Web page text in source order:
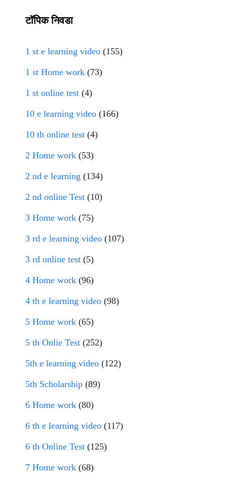
टॉपिक निवडा
1 st e learning video (155)
1 st Home work (73)
1 st online test (4)
10 e learning video (166)
10 th online test (4)
2 Home work (53)
2 nd e learning (134)
2 nd online Test (10)
3 Home work (75)
3 rd e learning video (107)
3 rd online test (5)
4 Home work (96)
4 th e learning video (98)
5 Home work (65)
5 th Onlie Test (252)
5th e learning video (122)
5th Scholarship (89)
6 Home work (80)
6 th e learning video (117)
6 th Online Test (125)
7 Home work (68)